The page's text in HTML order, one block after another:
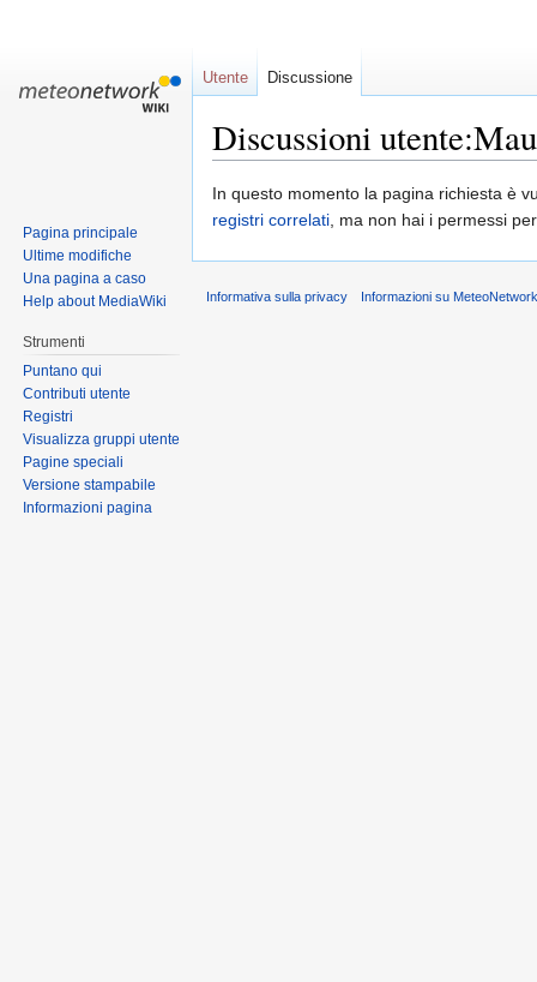
Discussioni
Jump
to
Jump
to
In questo momento la pagina richiesta è
registri correlati, ma non hai i permessi
Utente Discussione
Pagina principale
Ultime modifiche
Una pagina a caso
Help about MediaWiki
Strumenti
Puntano qui
Contributi utente
Registri
Visualizza gruppi utente
Pagine speciali
Versione stampabile
Informazioni pagina
Informativa sulla privacy Informazioni su